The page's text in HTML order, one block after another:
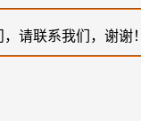
请联系我们，谢谢！